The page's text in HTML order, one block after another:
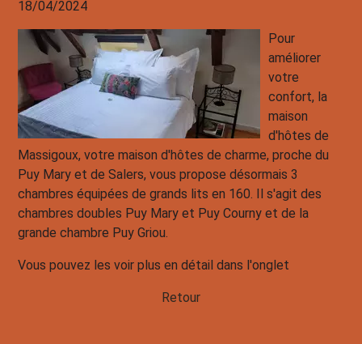
18/04/2024
Pour
améliorer
votre
confort, la
maison
d'hôtes de
Massigoux, votre maison d'hôtes de charme, proche du
Puy Mary et de Salers, vous propose désormais 3
chambres équipées de grands lits en 160. Il s'agit des
chambres doubles Puy Mary et Puy Courny et de la
grande chambre Puy Griou.
Vous pouvez les voir plus en détail dans l'onglet
Retour